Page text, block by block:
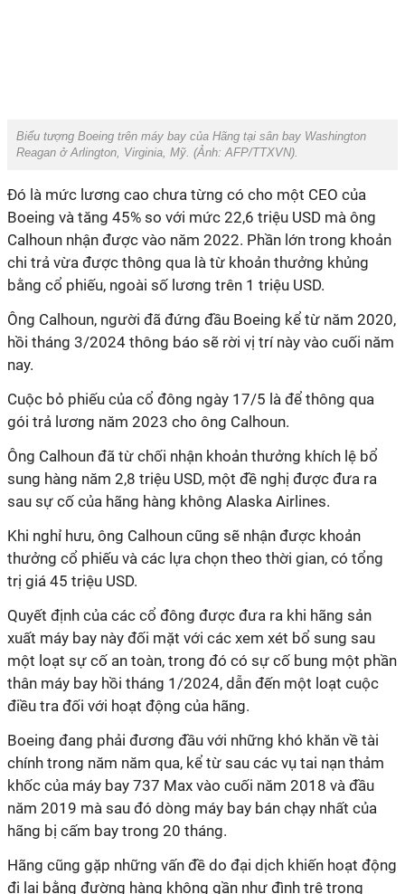
Biểu tượng Boeing trên máy bay của Hãng tại sân bay Washington
Reagan ở Arlington, Virginia, Mỹ. (Ảnh: AFP/TTXVN).
Đó là mức lương cao chưa từng có cho một CEO của
Boeing và tăng 45% so với mức 22,6 triệu USD mà ông
Calhoun nhận được vào năm 2022. Phần lớn trong khoản
chi trả vừa được thông qua là từ khoản thưởng khủng
bằng cổ phiếu, ngoài số lương trên 1 triệu USD.
Ông Calhoun, người đã đứng đầu Boeing kể từ năm 2020,
hồi tháng 3/2024 thông báo sẽ rời vị trí này vào cuối năm
nay.
Cuộc bỏ phiếu của cổ đông ngày 17/5 là để thông qua
gói trả lương năm 2023 cho ông Calhoun.
Ông Calhoun đã từ chối nhận khoản thưởng khích lệ bổ
sung hàng năm 2,8 triệu USD, một đề nghị được đưa ra
sau sự cố của hãng hàng không Alaska Airlines.
Khi nghỉ hưu, ông Calhoun cũng sẽ nhận được khoản
thưởng cổ phiếu và các lựa chọn theo thời gian, có tổng
trị giá 45 triệu USD.
Quyết định của các cổ đông được đưa ra khi hãng sản
xuất máy bay này đối mặt với các xem xét bổ sung sau
một loạt sự cố an toàn, trong đó có sự cố bung một phần
thân máy bay hồi tháng 1/2024, dẫn đến một loạt cuộc
điều tra đối với hoạt động của hãng.
Boeing đang phải đương đầu với những khó khăn về tài
chính trong năm năm qua, kể từ sau các vụ tai nạn thảm
khốc của máy bay 737 Max vào cuối năm 2018 và đầu
năm 2019 mà sau đó dòng máy bay bán chạy nhất của
hãng bị cấm bay trong 20 tháng.
Hãng cũng gặp những vấn đề do đại dịch khiến hoạt động
đi lại bằng đường hàng không gần như đình trệ trong